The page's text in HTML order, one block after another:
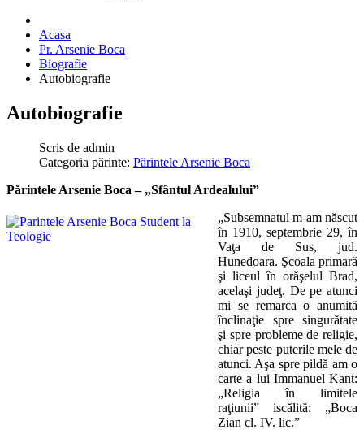
Acasa
Pr. Arsenie Boca
Biografie
Autobiografie
Autobiografie
Scris de admin
Categoria părinte: Părintele Arsenie Boca
Părintele Arsenie Boca – „Sfântul Ardealului”
„Subsemnatul m-am născut
în 1910, septembrie 29, în
Vaţa de Sus, jud.
Hunedoara. Şcoala primară
şi liceul în orăşelul Brad,
acelaşi judeţ. De pe atunci
mi se remarca o anumită
înclinaţie spre singurătate
şi spre probleme de religie,
chiar peste puterile mele de
atunci. Aşa spre pildă am o
carte a lui Immanuel Kant:
„Religia în limitele
raţiunii” iscălită: „Boca
Zian cl. IV. lic.”